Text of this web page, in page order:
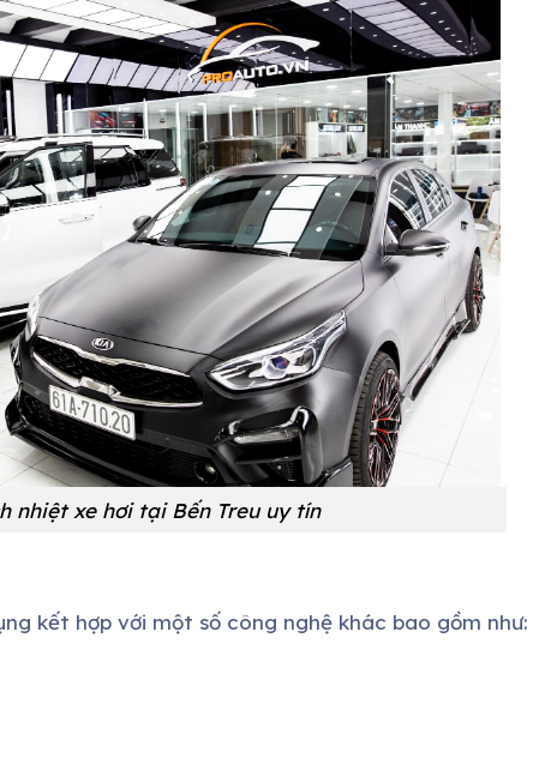
nhiệt xe hơitại Bến Treu uy tín
kết hợp với một số công nghệ khác bao gồm như: